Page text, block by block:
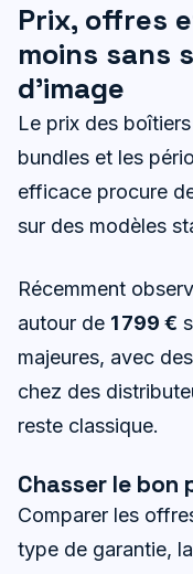
Prix, offres
moins sans
d’image
Le prix des
bundles et les
efficace procure
sur des modèles
Récemment
autour de 1 799 €
majeures, avec
chez des
reste classique.
Chasser le
Comparer les
type de garantie,